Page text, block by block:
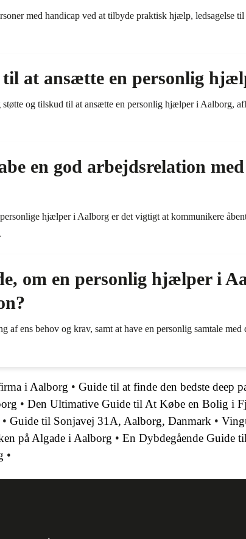
med handicap ved at tilbyde praktisk hjælp, ledsagelse
at ansætte en personlig
og tilskud til at ansætte en personlig hjælper i Aalborg,
en god arbejdsrelation
hjælper i Aalborg er det vigtigt at kommunikere
om en personlig hjælper i
af ens behov og krav, samt at have en personlig samtale
i Aalborg • Guide til at finde den bedste deep
• Den Ultimative Guide til At Købe en Bolig i
• Guide til Sonjavej 31A, Aalborg, Danmark •
på Algade i Aalborg • En Dybdegående Guide
•